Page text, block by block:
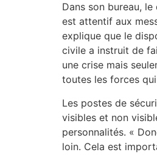
Dans son bureau,
est attentif aux
explique que le
civile a instruit de
une crise mais
toutes les forces
Les postes de
visibles et non
personnalités. «
loin. Cela est